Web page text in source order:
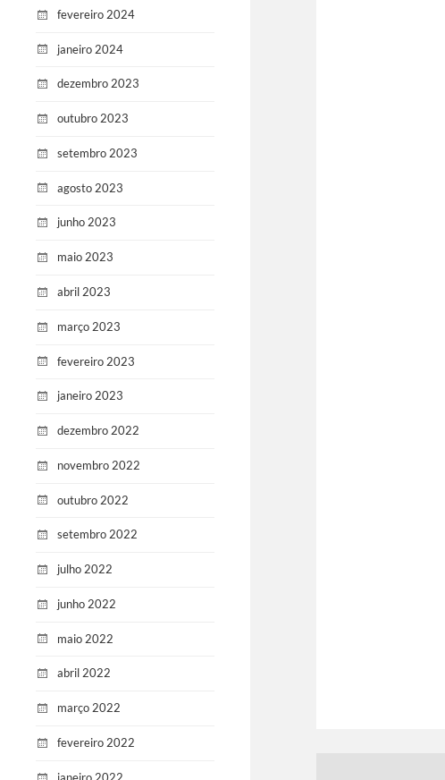
fevereiro 2024
janeiro 2024
dezembro 2023
outubro 2023
setembro 2023
agosto 2023
junho 2023
maio 2023
abril 2023
março 2023
fevereiro 2023
janeiro 2023
dezembro 2022
novembro 2022
outubro 2022
setembro 2022
julho 2022
junho 2022
maio 2022
abril 2022
março 2022
fevereiro 2022
janeiro 2022